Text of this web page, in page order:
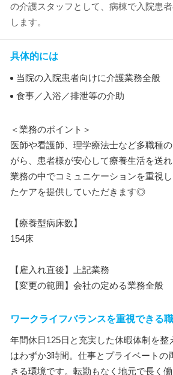
の介護スタッフとして、病棟で入院患
します。
具体的には
当院の入院患者向けに介護業務全般
食事／入浴／排泄等の介助
＜業務のポイント＞
医師や看護師、理学療法士など多職種
がら、患者様が安心して療養生活を送れ
業務の中でコミュニケーションを重視
たケアを提供していただきます◎
【療養型病床数】
154床
【雇入れ直後】上記業務
【変更の範囲】会社の定める業務全般
ワークライフバランスを重視できる
年間休日125日と充実した休暇体制を整
はわずか3時間。仕事とプライベートの
きる環境です。転勤もなく地元で長く働